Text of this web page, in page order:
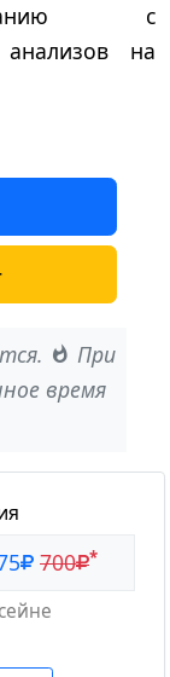
с
анализов на
.
При
время
700 *